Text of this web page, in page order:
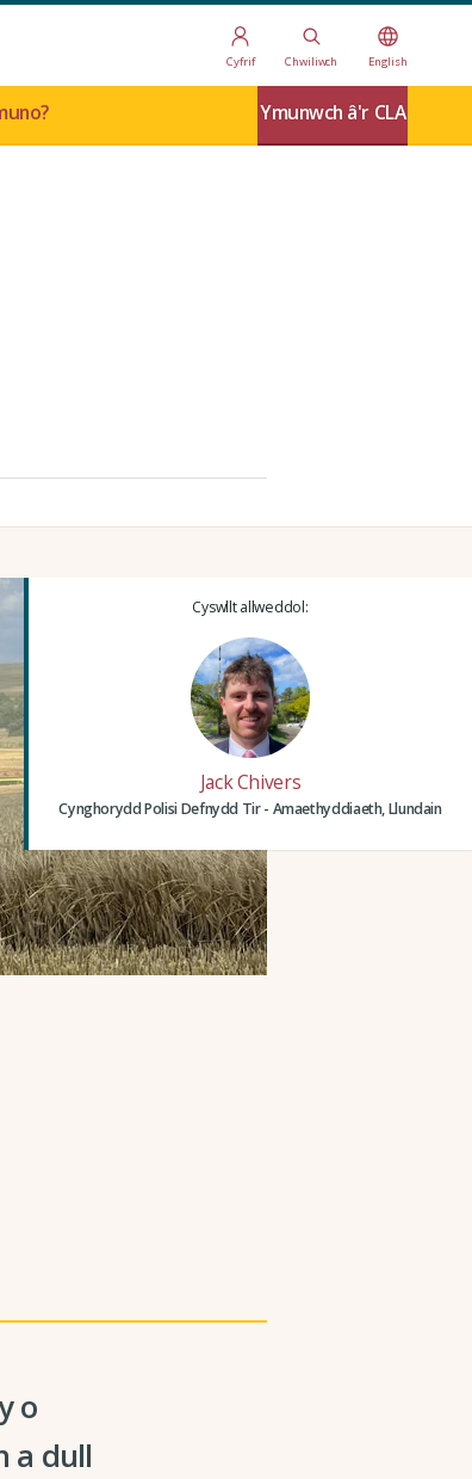
Cyfrif Chwiliwch English
Ymunwch â'r CLA
o
a dull
Cyswllt allweddol:
Jack Chivers
Cynghorydd Polisi Defnydd Tir - Amaethyddiaeth, Llundain